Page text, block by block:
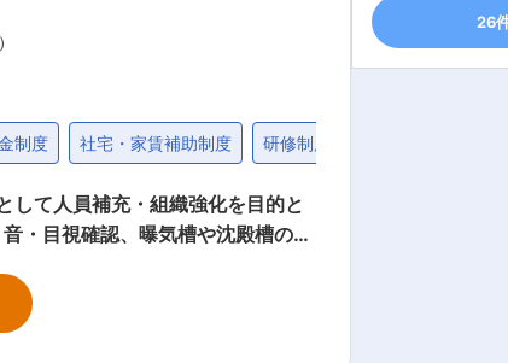
制度 社宅・家賃補助制度 研修制度充実
処理管理業務 ∟産業廃棄物置場の
ト発行・管理 （3） 書類作成業
26